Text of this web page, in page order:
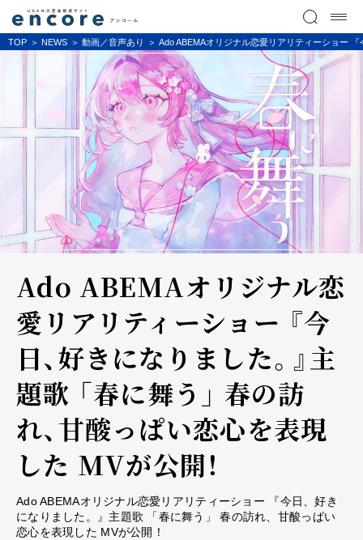
TOP NEWS 動画／音声あり Ado ABEMAオリジナル恋愛リアリティーショー
Ado ABEMAオリジナル恋
愛リアリティーショー 『今
日、好きになりました。』主
題歌 「春に舞う」 春の訪
れ、甘酸っぱい恋心を表現
した MVが公開！
Ado ABEMAオリジナル恋愛リアリティーショー 『今日、好き
になりました。』主題歌 「春に舞う」 春の訪れ、甘酸っぱい
恋心を表現した MVが公開！